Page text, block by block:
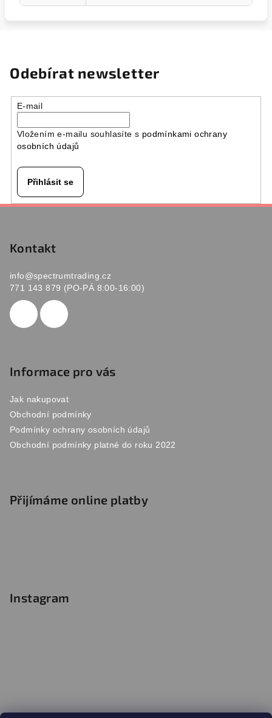
Odebírat newsletter
E-mail
Vložením e-mailu souhlasíte s podmínkami ochrany
osobních údajů
Přihlásit se
Kontakt
info@spectrumtrading.cz
771 143 879 (PO-PÁ 8:00-16:00)
Informace pro vás
Jak nakupovat
Obchodní podmínky
Podmínky ochrany osobních údajů
Obchodní podmínky platné do roku 2022
Přijímáme online platby
Instagram